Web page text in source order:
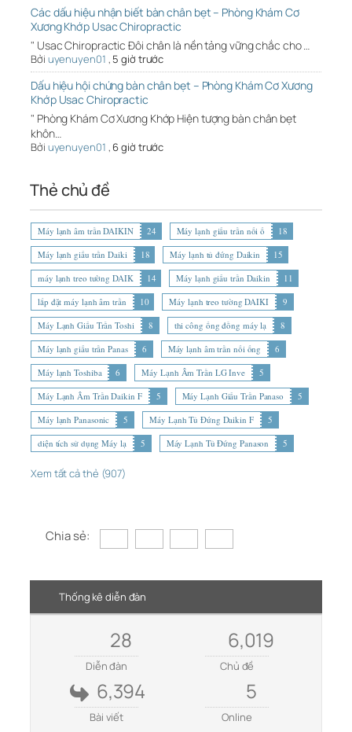
Các dấu hiệu nhận biết bàn chân bẹt – Phòng Khám Cơ
Xương Khớp Usac Chiropractic
" Usac Chiropractic Đôi chân là nền tảng vững chắc cho …
Bởi uyenuyen01 , 5 giờ trước
Dấu hiệu hội chứng bàn chân bẹt – Phòng Khám Cơ Xương
Khớp Usac Chiropractic
" Phòng Khám Cơ Xương Khớp Hiện tượng bàn chân bẹt
khôn…
Bởi uyenuyen01 , 6 giờ trước
Thẻ chủ đề
Máy lạnh âm trần DAIKIN 24 Máy lạnh giấu trần nối ố
18
Máy lạnh giấu trần Daiki
18 Máy lạnh tủ đứng Daikin
15
máy lạnh treo tường DAIK
14 Máy lạnh giấu trần Daikin
11
lắp đặt máy lạnh âm trần
10 Máy lạnh treo tường DAIKI
9
Máy Lạnh Giấu Trần Toshi
8 thi công ống đồng máy lạ
8
Máy lạnh giấu trần Panas
6 Máy lạnh âm trần nối ống
6
Máy lạnh Toshiba
6 Máy Lạnh Âm Trần LG Inve
5
Máy Lạnh Âm Trần Daikin F
5 Máy Lạnh Giấu Trần Panaso
5
Máy lạnh Panasonic
5 Máy Lạnh Tủ Đứng Daikin F
5
diện tích sử dụng Máy lạ
5 Máy Lạnh Tủ Đứng Panason 5
Xem tất cả thẻ (907)
Chia sẻ:
Thống kê diễn đàn
28
Diễn đàn
6,019
Chủ đề
6,394
Bài viết
5
Online